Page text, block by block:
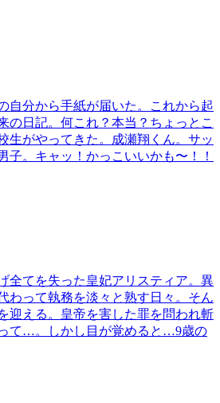
自分から手紙が届いた。これから起
の日記。何これ？本当？ちょっとこ
生がやってきた。成瀬翔くん。サッ
子。キャッ！かっこいいかも〜！！
全てを失った皇妃アリスティア。異
わって執務を淡々と熟す日々。そん
迎える。皇帝を害した罪を問われ斬
て…。しかし目が覚めると…9歳の